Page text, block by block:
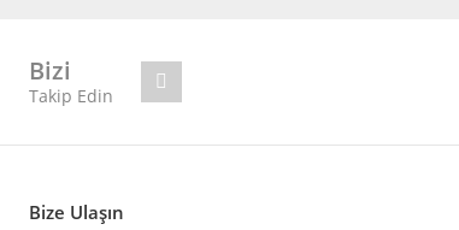
Bizi
Takip Edin
Bize Ulaşın